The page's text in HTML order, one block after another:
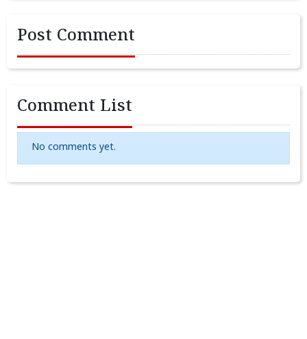
Post Comment
Comment List
No comments yet.